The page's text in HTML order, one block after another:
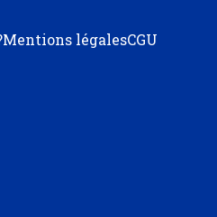
Mentions légalesCGU